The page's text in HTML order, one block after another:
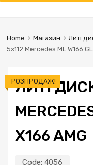
Home Магазин Литі
5×112 Mercedes ML W166
ЛИТІ
X166 AMG
Code: 4056
РОЗПРОДАЖ!